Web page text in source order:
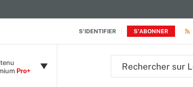
S'IDENTIFIER S'ABONNER
Pro+